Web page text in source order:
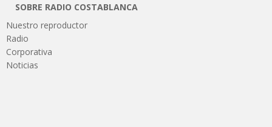
SOBRE RADIO COSTABLANCA
Nuestro reproductor
Radio
Corporativa
Noticias